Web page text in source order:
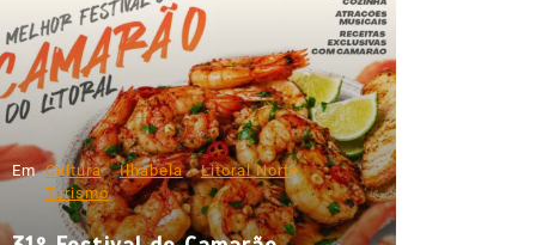
Em Cultura Ilhabela
Litoral Norte
Turismo